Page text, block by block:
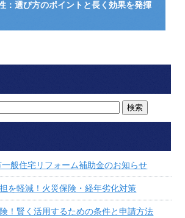
：選び方のポイントと長く効果を発揮
般住宅リフォーム補助金のお知らせ
を軽減！火災保険・経年劣化対策
！賢く活用するための条件と申請方法